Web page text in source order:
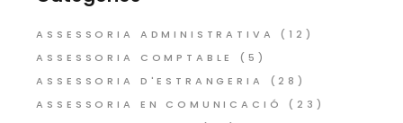
ASSESSORIA ADMINISTRATIVA
(12)
ASSESSORIA COMPTABLE
(5)
ASSESSORIA D'ESTRANGERIA
(28)
ASSESSORIA EN COMUNICACIÓ
(23)